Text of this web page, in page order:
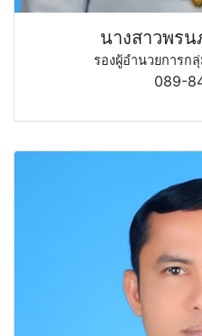
นางสาวพร
รองผู้อำนวยการก
089-